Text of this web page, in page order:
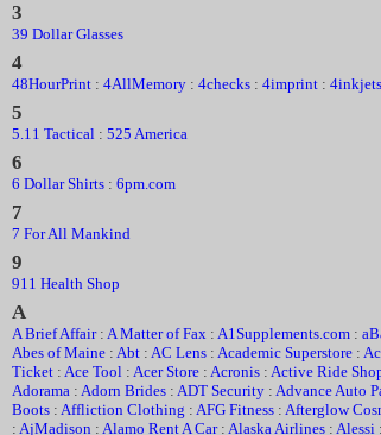
3
39 Dollar Glasses
4
48HourPrint : 4AllMemory : 4checks : 4imprint : 4inkjets
5
5.11 Tactical : 525 America
6
6 Dollar Shirts : 6pm.com
7
7 For All Mankind
9
911 Health Shop
A
A Brief Affair: A Matter of Fax : A1Supplements.com :
Abes of Maine : Abt : AC Lens : Academic Superstore :
Ticket : Ace Tool : Acer Store : Acronis : Active Ride
Adorama : Adorn Brides : ADT Security : Advance Auto
Boots : Affliction Clothing : AFG Fitness : Afterglow
: AjMadison : Alamo Rent A Car: Alaska Airlines : Alessi :